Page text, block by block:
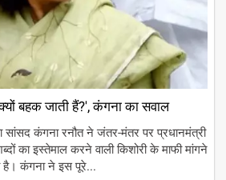
बहक जाती हैं?', कंगना का सवाल
सांसद कंगना रनौत ने जंतर-मंतर पर प्रधानमंत्री
का इस्तेमाल करने वाली किशोरी के माफी मांगने
है। कंगना ने इस पूरे...